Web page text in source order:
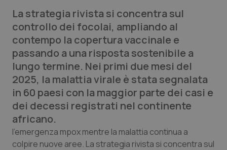
Lettere al direttore
Edizioni Regionali
QS Pro
Professionisti Sanitari.AI
Abruzzo
Basilicata
QS Pro Gold
Artrite & artrosi
QS Club Newsletter
La strategia rivista si concentra sul
controllo dei focolai, ampliando al
contempo la copertura vaccinale e
passando a una risposta sostenibile a
lungo termine. Nei primi due mesi del
2025, la malattia virale è stata segnalata
in 60 paesi con la maggior parte dei casi e
dei decessi registrati nel continente
africano.
l’emergenza mpox mentre la malattia continua a
colpire nuove aree. La strategia rivista si concentra sul